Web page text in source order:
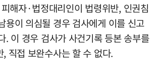
해자·법정대리인이 법령위반, 인권침
용이 의심될 경우 검사에게 이를 신고
. 이 경우 검사가 사건기록 등본 송부를
직접 보완수사는 할 수 없다.